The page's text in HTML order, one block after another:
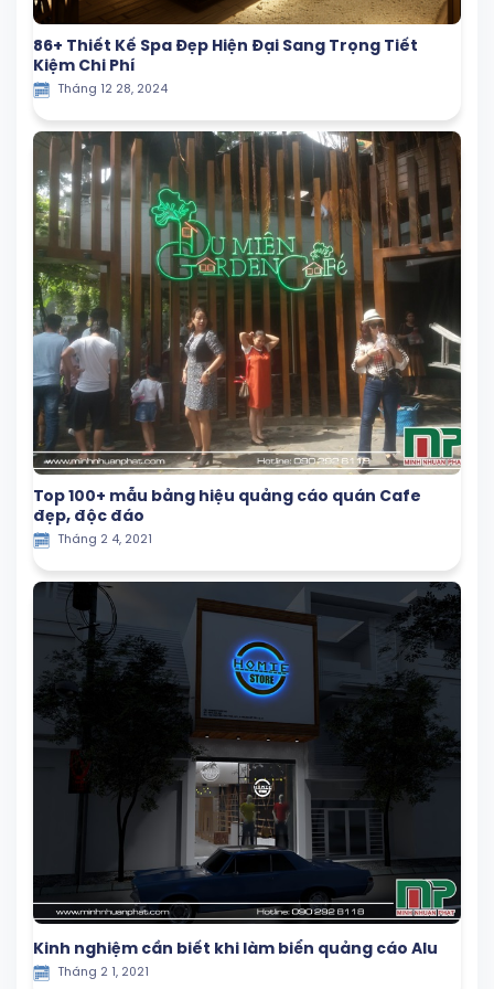
86+ Thiết Kế Spa Đẹp Hiện Đại Sang Trọng Tiết
Kiệm Chi Phí
Tháng 12 28, 2024
Top 100+ mẫu bảng hiệu quảng cáo quán Cafe
đẹp, độc đáo
Tháng 2 4, 2021
Kinh nghiệm cần biết khi làm biển quảng cáo Alu
Tháng 2 1, 2021